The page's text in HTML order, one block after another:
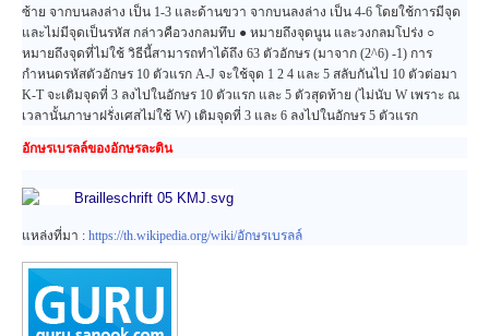
ซ้าย จากบนลงล่าง เป็น 1-3 และด้านขวา จากบนลงล่าง เป็น 4-6 โดยใช้การมีจุด
และไม่มีจุดเป็นรหัส กล่าวคือวงกลมทึบ ● หมายถึงจุดนูน และวงกลมโปร่ง ○
หมายถึงจุดที่ไม่ใช้ วิธีนี้สามารถทำได้ถึง 63 ตัวอักษร (มาจาก (2^6) -1) การ
กำหนดรหัสตัวอักษร 10 ตัวแรก A-J จะใช้จุด 1 2 4 และ 5 สลับกันไป 10 ตัวต่อมา
K-T จะเติมจุดที่ 3 ลงไปในอักษร 10 ตัวแรก และ 5 ตัวสุดท้าย (ไม่นับ W เพราะ ณ
เวลานั้นภาษาฝรั่งเศสไม่ใช้ W) เติมจุดที่ 3 และ 6 ลงไปในอักษร 5 ตัวแรก
อักษรเบรลล์ของอักษรละติน
แหล่งที่มา : https://th.wikipedia.org/wiki/อักษรเบรลล์